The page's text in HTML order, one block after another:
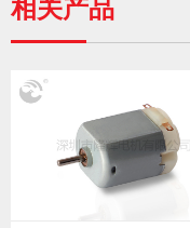
相关产品